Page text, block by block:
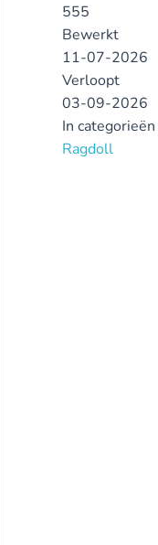
555
Bewerkt
11-07-2026
Verloopt
03-09-2026
In categorieën
Ragdoll